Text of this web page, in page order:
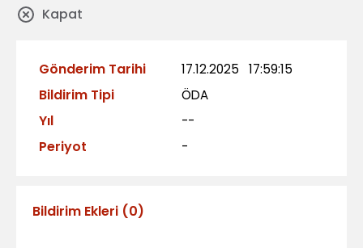
Kapat
Gönderim Tarihi 17.12.2025 17:59:15
Bildirim Tipi ÖDA
Yıl --
Periyot -
Bildirim Ekleri (0)